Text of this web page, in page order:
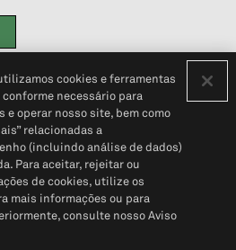
de privacidade do cliente (em inglês)
Pessoais© 2026 S&P Global
cookies e ferramentas
conforme necessário para
operar nosso site, bem como
relacionadas a
(incluindo análise de dados)
Para aceitar, rejeitar ou
de cookies, utilize os
mais informações ou para
consulte nosso Aviso